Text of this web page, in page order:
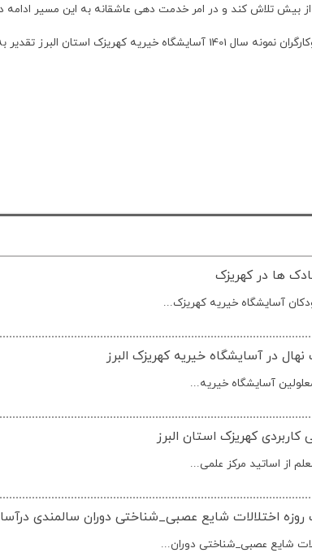
بیش تلاش کند و در امر خدمت دهی عاشقانه به این مسیر ادامه
استان البرز تقدیر به عمل آمد.
ها در کهریزک
آسایشگاه خیریه کهریزک...
در آسایشگاه خیریه کهریزک البرز
آسایشگاه خیریه...
کاربردی کهریزک استان البرز
از اساتید مرکز علمی...
روزه اختلالات شایع عصبی_شناختی دوران سالمندی
شایع عصبی_شناختی دوران...